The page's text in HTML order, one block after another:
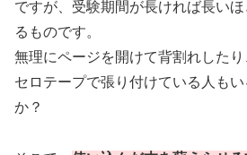
ですが、受験期間が長ければ長い
るものです。
無理にページを開けて背割れした
セロテープで張り付けている人も
か？